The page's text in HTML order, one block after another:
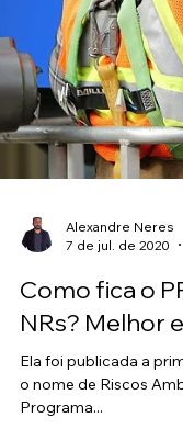
equipamentos...